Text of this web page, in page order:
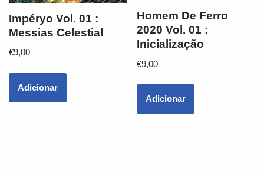
Impéryo Vol. 01 :
Messias Celestial
€9,00
Adicionar
Homem De Ferro
2020 Vol. 01 :
Inicialização
€9,00
Adicionar